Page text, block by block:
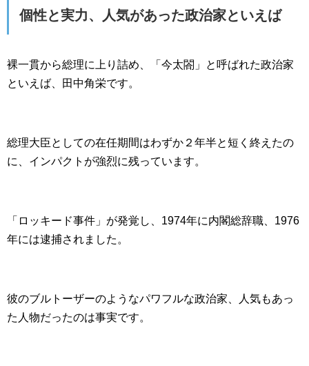
個性と実力、人気があった政治家といえば
裸一貫から総理に上り詰め、「今太閤」と呼ばれた政治家
といえば、田中角栄です。
総理大臣としての在任期間はわずか２年半と短く終えたの
に、インパクトが強烈に残っています。
「ロッキード事件」が発覚し、1974年に内閣総辞職、1976
年には逮捕されました。
彼のブルトーザーのようなパワフルな政治家、人気もあっ
た人物だったのは事実です。